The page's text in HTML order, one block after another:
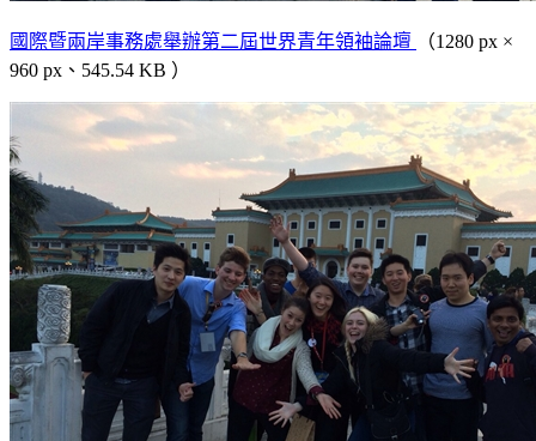
國際暨兩岸事務處舉辦第二屆世界青年領袖論壇
（1280 px ×
960 px、545.54 KB ）